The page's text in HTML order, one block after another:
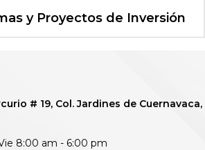
y Proyectos de Inversión
# 19, Col. Jardines de Cuernavaca,
8:00 am - 6:00 pm